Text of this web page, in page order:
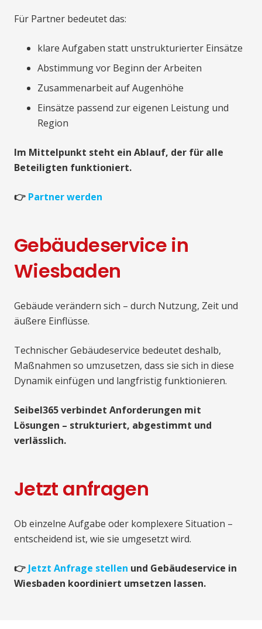
Für Partner bedeutet das:
klare Aufgaben statt unstrukturierter Einsätze
Abstimmung vor Beginn der Arbeiten
Zusammenarbeit auf Augenhöhe
Einsätze passend zur eigenen Leistung und
Region
Im Mittelpunkt steht ein Ablauf, der für alle
Beteiligten funktioniert.
👉 Partner werden
Gebäudeservice in
Wiesbaden
Gebäude verändern sich – durch Nutzung, Zeit und
äußere Einflüsse.
Technischer Gebäudeservice bedeutet deshalb,
Maßnahmen so umzusetzen, dass sie sich in diese
Dynamik einfügen und langfristig funktionieren.
Seibel365 verbindet Anforderungen mit
Lösungen – strukturiert, abgestimmt und
verlässlich.
Jetzt anfragen
Ob einzelne Aufgabe oder komplexere Situation –
entscheidend ist, wie sie umgesetzt wird.
👉 Jetzt Anfrage stellen und Gebäudeservice in
Wiesbaden koordiniert umsetzen lassen.